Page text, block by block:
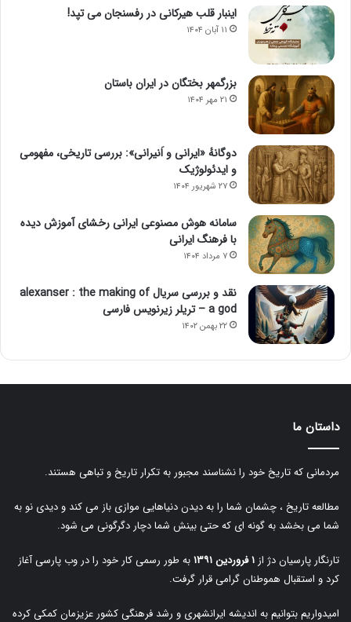
اینبار قلب هیرکانی در رفسنجان می تپد!
۱۱ آبان ۱۴۰۴
بزرگمهر بختگان در ایران باستان
۲۱ مهر ۱۴۰۴
دوگانهٔ «ایرانی و اَنیرانی»: بررسی تاریخی، مفهومی
و ایدئولوژیک
۲۷ شهریور ۱۴۰۴
سامانه هوش مصنوعی ایرانی رخشای آموزش دیده
با فرهنگ ایرانی
۷ مرداد ۱۴۰۴
نقد و بررسی سریال alexanser : the making of
a god – تریلر زیرنویس فارسی
۲۲ بهمن ۱۴۰۲
داستان ما
مردمانی که تاریخ خود را نشناسند مجبور به تکرار تاریخ و تباهی هستند.
مطالعه تاریخ ، چشمان شما را به دیدن دنیاهایی موازی باز می کند و دیدی نو به
شما می بخشد به گونه ای که حتی بینش شما دچار دگرگونی می شود.
تارنگار پارسیان دژ از ۱ فروردین ۱۳۹۱
به طور رسمی کار خود را در وب پارسی آغاز
کرد و استقبال هموطنان گرامی قرار گرفت.
امیدواریم بتوانیم به اندیشه ایرانشهری و رشد فرهنگی کشور عزیزمان کمکی کرده